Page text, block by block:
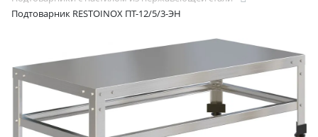
Подтоварник RESTOINOX ПТ-12/5/3-ЭН